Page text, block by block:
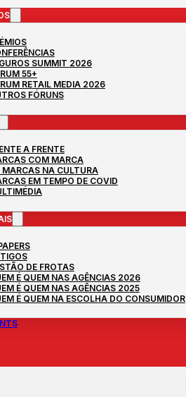
SUMMIT 2026
55+
RETAIL MEDIA 2026
FÓRUNS
A FRENTE
COM MARCA
MARCAS NA CULTURA
EM TEMPO DE COVID
DE FROTAS
É QUEM NAS AGÊNCIAS 2026
É QUEM NAS AGÊNCIAS 2025
É QUEM NA ESCOLHA DO CONSUMIDOR